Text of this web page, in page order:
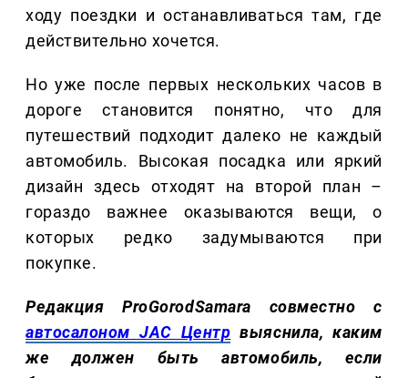
ходу поездки и останавливаться там, где
действительно хочется.
Но уже после первых нескольких часов в
дороге становится понятно, что для
путешествий подходит далеко не каждый
автомобиль. Высокая посадка или яркий
дизайн здесь отходят на второй план –
гораздо важнее оказываются вещи, о
которых редко задумываются при
покупке.
Редакция ProGorodSamara совместно с
автосалоном JAC Центр выяснила, каким
же должен быть автомобиль, если